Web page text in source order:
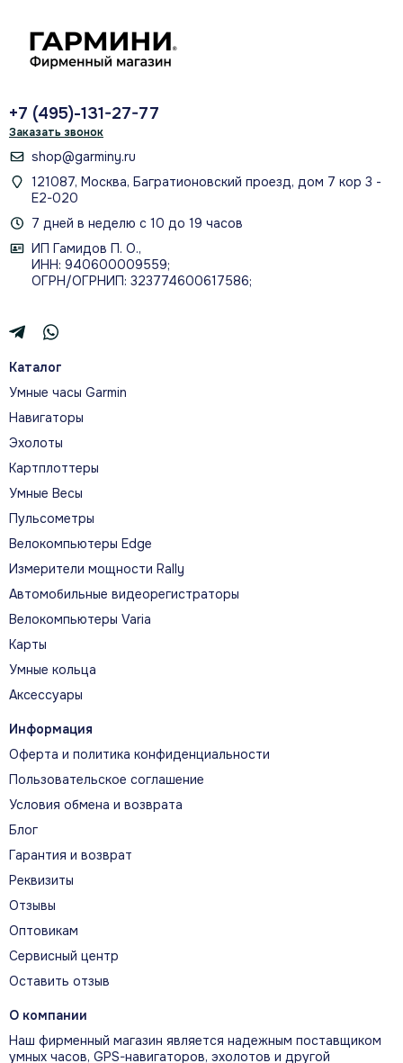
до заказа
сверить модель и совместимость
ПРАКТИЧЕСКИЕ ДЕТАЛИ
Как использовать и что
проверить
Назначение
совместимого устройства Garmin и обмена
данными с компьютером или подходящим
источником питания.
Совместимость
Заявленная совместимость: Vivoactive. Для
старых и новых поколений с похожим
отличаться.
Установка
Перед подключением очистите и высушите
контакты. Используйте исправный источник
питания с параметрами, допустимыми для
вашего устройства.
Сверьте артикул 010-12157-10, фотографию
вашего устройства. Это особенно важно
для аксессуаров разных поколений Garmin.
+7 (495)-131-27-77
Заказать звонок
shop@garminy.ru
121087, Москва, Багратионовский проезд, дом 7 кор 3 -
Е2-020
7 дней в неделю с 10 до 19 часов
ИП Гамидов П. О.,
ИНН: 940600009559;
ОГРН/ОГРНИП: 323774600617586;
Каталог
Умные часы Garmin
Навигаторы
Эхолоты
Картплоттеры
Умные Весы
Пульсометры
Велокомпьютеры Edge
Измерители мощности Rally
Автомобильные видеорегистраторы
Велокомпьютеры Varia
Карты
Умные кольца
Аксессуары
Информация
Оферта и политика конфиденциальности
Пользовательское соглашение
Условия обмена и возврата
Блог
Гарантия и возврат
Реквизиты
Отзывы
Оптовикам
Сервисный центр
Оставить отзыв
О компании
Наш фирменный магазин является надежным поставщиком
умных часов, GPS-навигаторов, эхолотов и другой